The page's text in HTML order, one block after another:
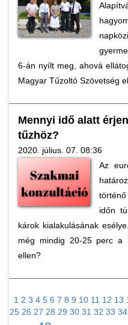
6-án nyílt meg, ahová
Magyar Tűzoltó Szövetség
Mennyi idő alatt
tűzhöz?
2020. július. 07. 08:36
Az
időn
károk kialakulásának
még mindig 20-25 perc a
ellen?
1 2 3 4 5 6 7 8 9 10 11 12 13
25 26 27 28 29 30 31 32 33 34